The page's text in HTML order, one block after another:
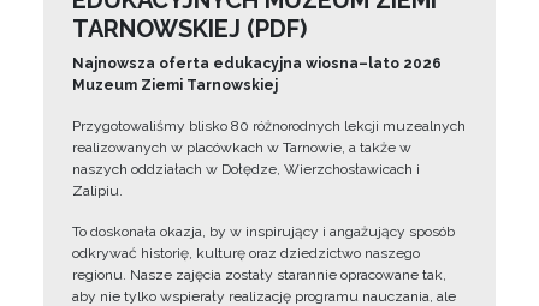
TARNOWSKIEJ (PDF)
Najnowsza oferta edukacyjna wiosna–lato 2026
Muzeum Ziemi Tarnowskiej
Przygotowaliśmy blisko 80 różnorodnych lekcji muzealnych
realizowanych w placówkach w Tarnowie, a także w
naszych oddziałach w Dołędze, Wierzchosławicach i
Zalipiu.
To doskonała okazja, by w inspirujący i angażujący sposób
odkrywać historię, kulturę oraz dziedzictwo naszego
regionu. Nasze zajęcia zostały starannie opracowane tak,
aby nie tylko wspierały realizację programu nauczania, ale